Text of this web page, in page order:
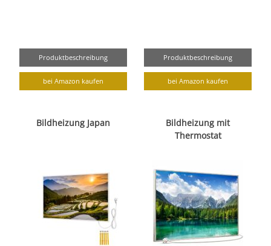
Produktbeschreibung
bei Amazon kaufen
Produktbeschreibung
bei Amazon kaufen
Bildheizung Japan
Bildheizung mit
Thermostat